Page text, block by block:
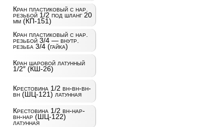
Кран пластиковый с нар.
резьбой 1/2 под шланг 20
мм (КП-151)
Кран пластиковый с нар.
резьбой 3/4 — внутр.
резьба 3/4 (гайка)
Кран шаровой латунный
1/2″ (КШ-26)
Крестовина 1/2 вн-вн-вн-
вн (ШЦ-121) латунная
Крестовина 1/2 вн-нар-
вн-нар (ШЦ-122)
латунная